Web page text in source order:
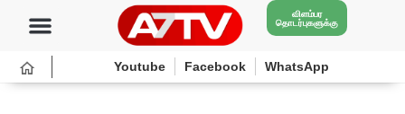
விளம்பர
தொடர்புகளுக்கு
Youtube Facebook WhatsApp